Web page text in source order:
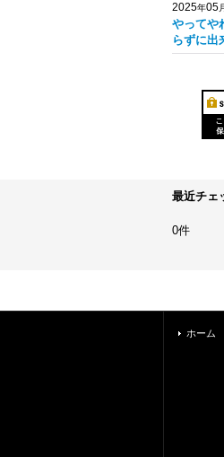
2025年05
やってや
らずに出
最近チェ
0件
ホーム